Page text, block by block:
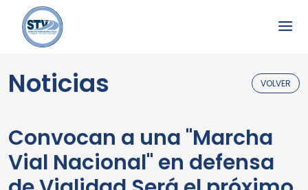
Noticias VOLVER
Convocan a una "Marcha
Vial Nacional" en defensa